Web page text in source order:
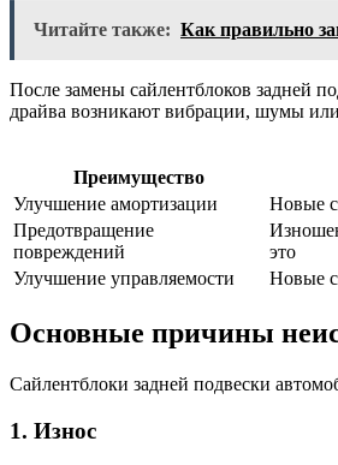
Читайте также: Как правильно
После замены сайлентблоков задней
драйва возникают вибрации, шумы или
Преимущество
Улучшение амортизации
Новые
Предотвращение
повреждений
это
Улучшение управляемости
Новые
Основные причины
Сайлентблоки задней подвески
1. Износ